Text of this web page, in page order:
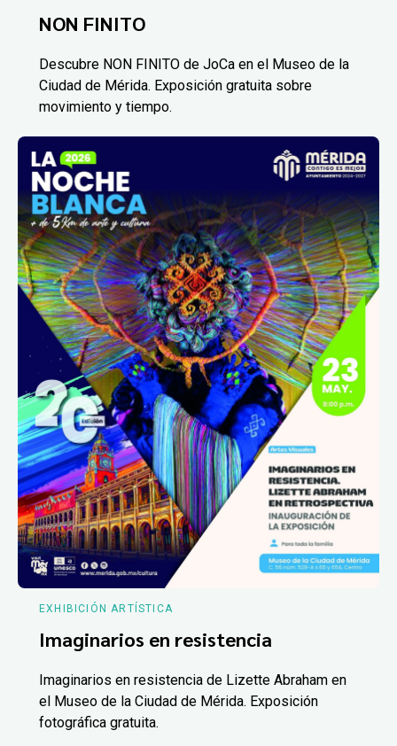
NON FINITO
Descubre NON FINITO de JoCa en el Museo de la
Ciudad de Mérida. Exposición gratuita sobre
movimiento y tiempo.
EXHIBICIÓN ARTÍSTICA
Imaginarios en resistencia
Imaginarios en resistencia de Lizette Abraham en
el Museo de la Ciudad de Mérida. Exposición
fotográfica gratuita.